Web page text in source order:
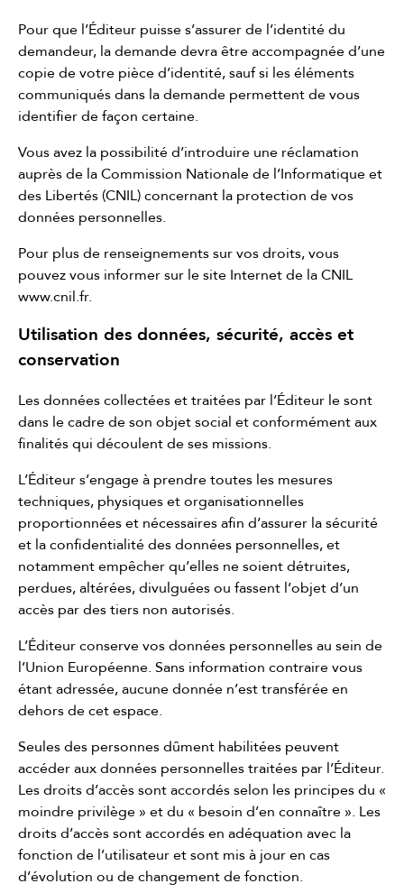
Pour que l’Éditeur puisse s’assurer de l’identité du
demandeur, la demande devra être accompagnée d’une
copie de votre pièce d’identité, sauf si les éléments
communiqués dans la demande permettent de vous
identifier de façon certaine.
Vous avez la possibilité d’introduire une réclamation
auprès de la Commission Nationale de l’Informatique et
des Libertés (CNIL) concernant la protection de vos
données personnelles.
Pour plus de renseignements sur vos droits, vous
pouvez vous informer sur le site Internet de la CNIL
www.cnil.fr.
Utilisation des données, sécurité, accès et
conservation
Les données collectées et traitées par l’Éditeur le sont
dans le cadre de son objet social et conformément aux
finalités qui découlent de ses missions.
L’Éditeur s’engage à prendre toutes les mesures
techniques, physiques et organisationnelles
proportionnées et nécessaires afin d’assurer la sécurité
et la confidentialité des données personnelles, et
notamment empêcher qu’elles ne soient détruites,
perdues, altérées, divulguées ou fassent l’objet d’un
accès par des tiers non autorisés.
L’Éditeur conserve vos données personnelles au sein de
l’Union Européenne. Sans information contraire vous
étant adressée, aucune donnée n’est transférée en
dehors de cet espace.
Seules des personnes dûment habilitées peuvent
accéder aux données personnelles traitées par l’Éditeur.
Les droits d’accès sont accordés selon les principes du «
moindre privilège » et du « besoin d’en connaître ». Les
droits d’accès sont accordés en adéquation avec la
fonction de l’utilisateur et sont mis à jour en cas
d’évolution ou de changement de fonction.